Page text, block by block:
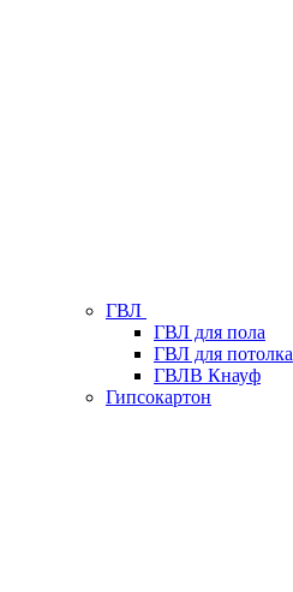
ГВЛ
ГВЛ для пола
ГВЛ для потолка
ГВЛВ Кнауф
Гипсокартон